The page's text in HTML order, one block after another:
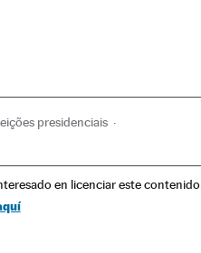
presidenciais
Estados Unidos
en licenciar este contenido,